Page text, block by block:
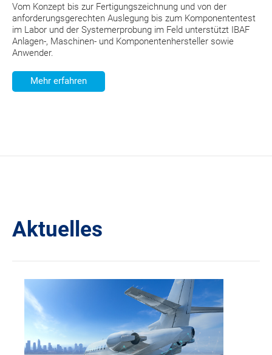
Vom Konzept bis zur Fertigungszeichnung und von der
anforderungsgerechten Auslegung bis zum Komponententest
im Labor und der Systemerprobung im Feld unterstützt IBAF
Anlagen-, Maschinen- und Komponentenhersteller sowie
Anwender.
Mehr erfahren
Aktuelles